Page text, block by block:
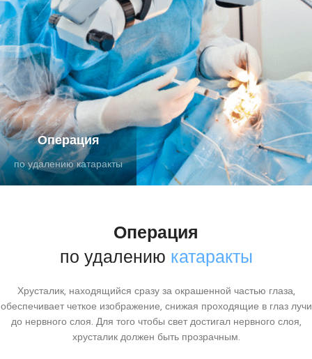
Операция
по удалению катаракты
Хрусталик, находящийся сразу за окрашенной частью глаза,
обеспечивает четкое изображение, снижая проходящие в глаз лучи
до нервного слоя. Для того чтобы свет достигал нервного слоя,
хрусталик должен быть прозрачным.
Операция
по удалению катаракты